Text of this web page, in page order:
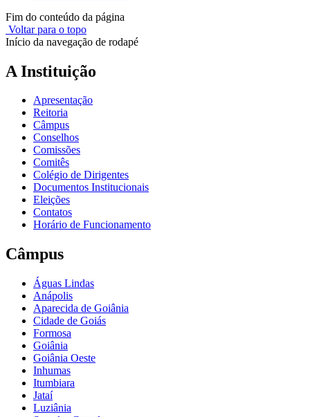
Fim do conteúdo da página
Voltar para o topo
Início da navegação de rodapé
A Instituição
Apresentação
Reitoria
Câmpus
Conselhos
Comissões
Comitês
Colégio de Dirigentes
Documentos Institucionais
Eleições
Contatos
Horário de Funcionamento
Câmpus
Águas Lindas
Anápolis
Aparecida de Goiânia
Cidade de Goiás
Formosa
Goiânia
Goiânia Oeste
Inhumas
Itumbiara
Jataí
Luziânia